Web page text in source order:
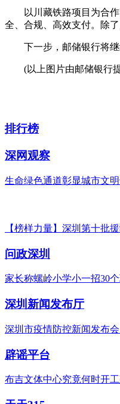
以川藏铁路项目为合
全、合规、高效支付。除
下一步，邮储银行将
(以上图片由邮储银行
排行榜
深网观察
生命绿色通道彰显城市文
【榜样力量】深圳第十批
问政深圳
家长称螺岭小学小一招30
深圳新闻发布厅
深圳市疫情防控新闻发布会
辟谣平台
布吉文体中心究竟何时开